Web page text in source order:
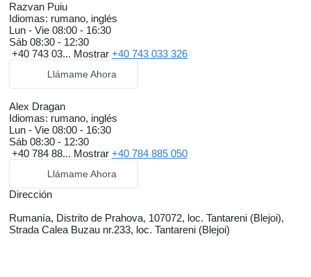
Razvan Puiu
Idiomas: rumano, inglés
Lun - Vie 08:00 - 16:30
Sáb 08:30 - 12:30
+40 743 03... Mostrar +40 743 033 326
Llámame Ahora
Alex Dragan
Idiomas: rumano, inglés
Lun - Vie 08:00 - 16:30
Sáb 08:30 - 12:30
+40 784 88... Mostrar +40 784 885 050
Llámame Ahora
Dirección
Rumanía, Distrito de Prahova, 107072, loc. Tantareni (Blejoi),
Strada Calea Buzau nr.233, loc. Tantareni (Blejoi)